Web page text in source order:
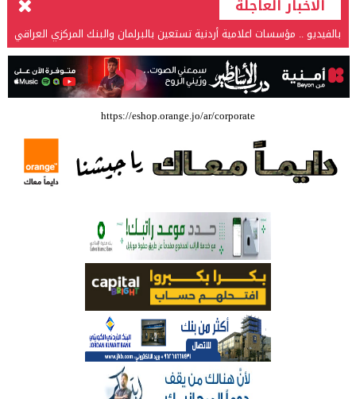
الاخبار العاجلة
بالفيديو .. مؤسسات اعلامية أردنية تستعين بالبرلمان والبنك المركزي العراقي
في قضيتها مع طارق الحسن
بالفيديو .. إرادة القائد ثم التعليم ثم الصناعة والزراعة قذفت ببنجلاديش خلال
عشرين عاما من دخل الفرد ٤٠٠$ سنويا الى ٦٠٠٠ $ ، فهل نستطيع ؟؟؟؟؟
شركة تسابيح للسياحة والسفر تسير اول رحلة لحجاج بيت الله الحرام عبر مطار
الملكة علياء الدولي – صور
العلمية الثقافية الأردنية
حملة للتبرع بالدم في جامعة الزيتونة الأردنية
https://eshop.orange.jo/ar/corporate